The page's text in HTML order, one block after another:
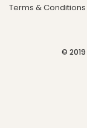
Terms & Conditions
© 2019